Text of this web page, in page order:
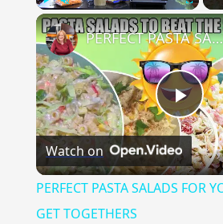
Play Unmute Fullscreen
PERFECT PASTA SALADS FOR YOUR SUMMER GET TOGETHERS
Watch on
PERFECT PASTA SALADS FOR
GET TOGETHERS